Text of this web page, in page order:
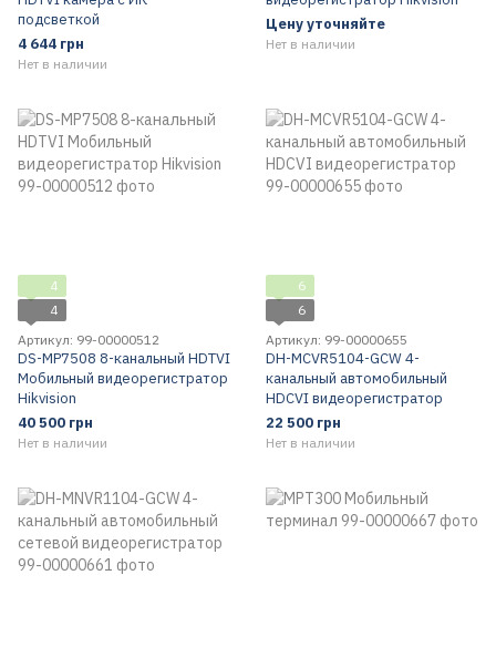
подсветкой
4 644 грн
Нет в наличии
Цену уточняйте
Нет в наличии
4
4
Артикул: 99-00000512
DS-MP7508 8-канальный HDTVI
Мобильный видеорегистратор
Hikvision
40 500 грн
Нет в наличии
6
6
Артикул: 99-00000655
DH-MCVR5104-GCW 4-
канальный автомобильный
HDCVI видеорегистратор
22 500 грн
Нет в наличии